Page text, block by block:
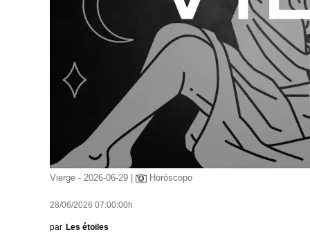
Vierge - 2026-06-29 | Horóscopo
28/06/2026 07:00:00h
par Les étoiles